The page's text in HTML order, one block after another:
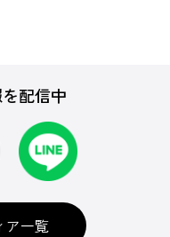
配信中
ア一覧